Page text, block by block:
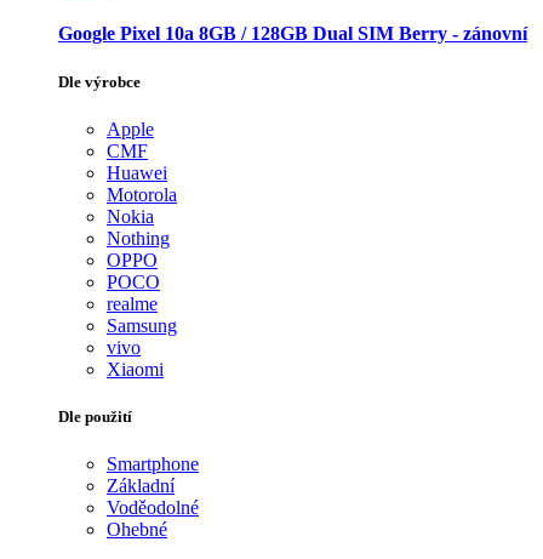
Google Pixel 10a 8GB / 128GB Dual SIM Berry - zánovní
Dle výrobce
Apple
CMF
Huawei
Motorola
Nokia
Nothing
OPPO
POCO
realme
Samsung
vivo
Xiaomi
Dle použití
Smartphone
Základní
Voděodolné
Ohebné